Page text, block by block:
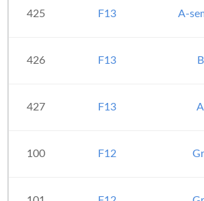
425 F13 A-
426 F13
427 F13
100 F12